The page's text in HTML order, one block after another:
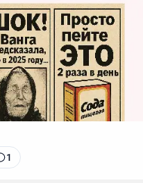
их статью заметили, и
1